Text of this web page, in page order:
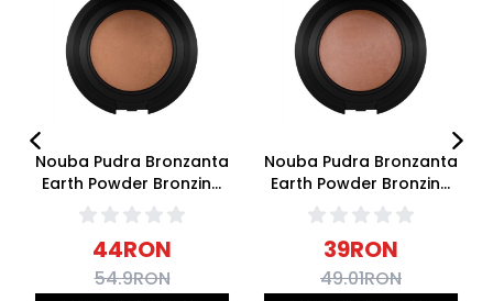
Nouba Pudra Bronzanta
Earth Powder Bronzing
01 6g
44RON
54.9RON
Nouba Pudra Bronzanta
Earth Powder Bronzing
03 6g
39RON
49.01RON